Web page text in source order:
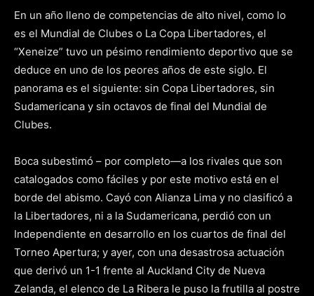
En un año lleno de competencias de alto nivel, como lo
es el Mundial de Clubes o La Copa Libertadores, el
“Xeneize” tuvo un pésimo rendimiento deportivo que se
deduce en uno de los peores años de este siglo. El
panorama es el siguiente: sin Copa Libertadores, sin
Sudamericana y sin octavos de final del Mundial de
Clubes.
Boca subestimó – por completo—a los rivales que son
catalogados como fáciles y por este motivo está en el
borde del abismo. Cayó con Alianza Lima y no clasificó a
la Libertadores, ni a la Sudamericana, perdió con un
Independiente en desarrollo en los cuartos de final del
Torneo Apertura; y ayer, con una desastrosa actuación
que derivó un 1-1 frente al Auckland City de Nueva
Zelanda, el elenco de La Ribera le puso la frutilla al postre